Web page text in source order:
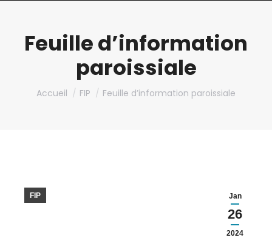
Feuille d’information
paroissiale
Vous êtes ici :
Accueil FIP Feuille d’information paroissiale
Jan
26
2024
FIP